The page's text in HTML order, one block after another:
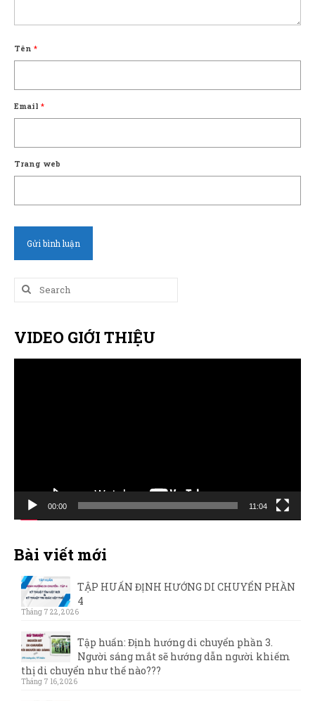
Tên *
Email *
Trang web
Search
for:
VIDEO GIỚI THIỆU
00:00 11:04
Bài viết mới
TẬP HUẤN ĐỊNH HƯỚNG DI CHUYỂN PHẦN
4
Tháng 7 22, 2026
Tập huấn: Định hướng di chuyển phần 3.
Người sáng mắt sẽ hướng dẫn người khiếm
thị di chuyển như thế nào???
Tháng 7 16, 2026